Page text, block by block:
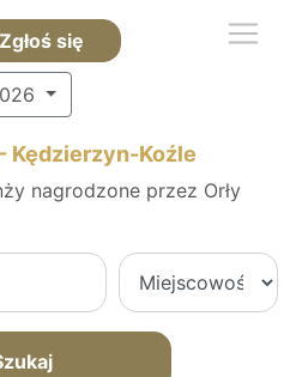
Zgłoś się
Kędzierzyn-Koźle
nagrodzone przez Orły